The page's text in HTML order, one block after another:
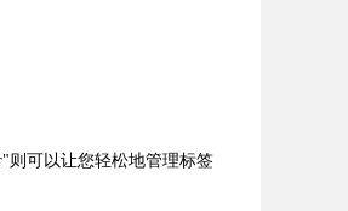
则可以让您轻松地管理标签